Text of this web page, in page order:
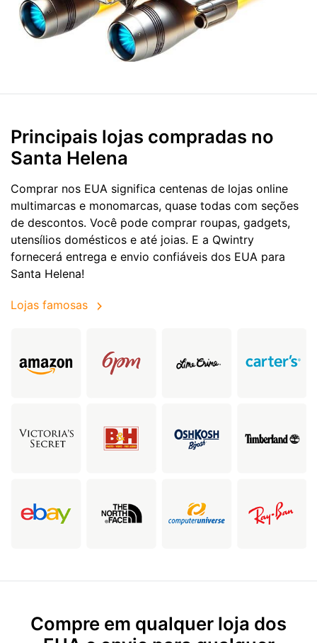
Principais lojas compradas no
Santa Helena
Comprar nos EUA significa centenas de lojas online
multimarcas e monomarcas, quase todas com seções
de descontos. Você pode comprar roupas, gadgets,
utensílios domésticos e até joias. E a Qwintry
fornecerá entrega e envio confiáveis dos EUA para
Santa Helena!
Lojas famosas
Compre em qualquer loja dos